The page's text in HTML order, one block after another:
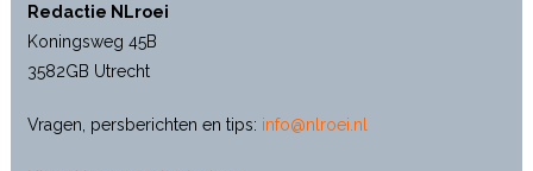
Redactie NLroei
Koningsweg 45B
3582GB Utrecht
Vragen, persberichten en tips: info@nlroei.nl